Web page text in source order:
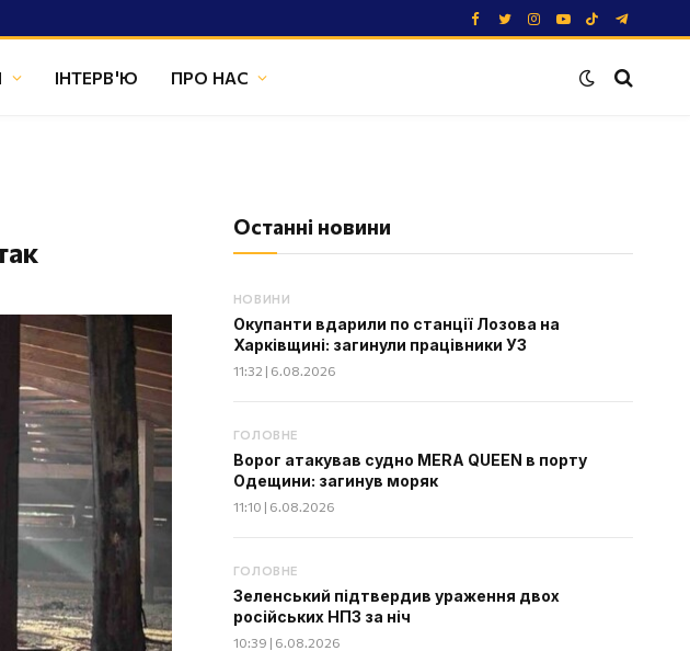
Facebook
TwitterInstagram
YouTube
TikTokTelegram
ІНТЕРВ'Ю ПРО НАС
Останні новини
НОВИНИ
Окупанти вдарили по станції Лозова на
Харківщині: загинули працівники УЗ
11:32 | 6.08.2026
ГОЛОВНЕ
Ворог атакував судно MERA QUEEN в порту
Одещини: загинув моряк
11:10 | 6.08.2026
ГОЛОВНЕ
Зеленський підтвердив ураження двох
російських НПЗ за ніч
10:39 | 6.08.2026